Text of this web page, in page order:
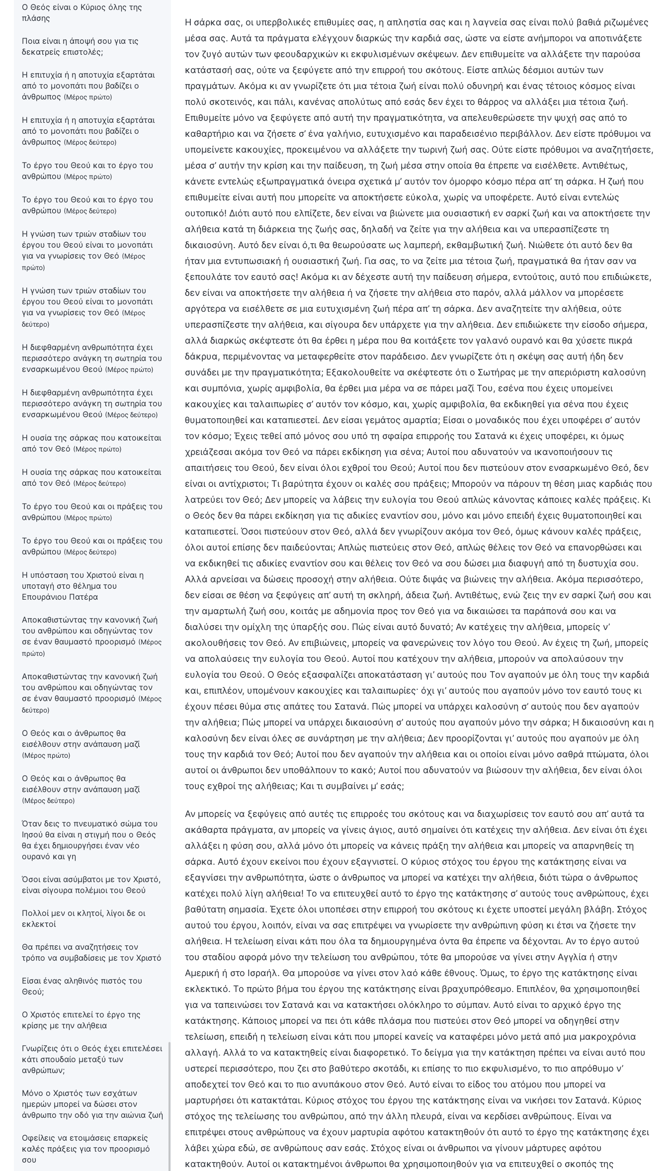
Ο Θεός είναι ο Κύριος όλης της
πλάσης
Ποια είναι η άποψή σου για τις
δεκατρείς επιστολές;
Η επιτυχία ή η αποτυχία εξαρτάται
από το μονοπάτι που βαδίζει ο
άνθρωπος (Μέρος πρώτο)
Η επιτυχία ή η αποτυχία εξαρτάται
από το μονοπάτι που βαδίζει ο
άνθρωπος (Μέρος δεύτερο)
Το έργο του Θεού και το έργο του
ανθρώπου (Μέρος πρώτο)
Το έργο του Θεού και το έργο του
ανθρώπου (Μέρος δεύτερο)
Η γνώση των τριών σταδίων του
έργου του Θεού είναι το μονοπάτι
για να γνωρίσεις τον Θεό (Μέρος
πρώτο)
Η γνώση των τριών σταδίων του
έργου του Θεού είναι το μονοπάτι
για να γνωρίσεις τον Θεό (Μέρος
δεύτερο)
Η διεφθαρμένη ανθρωπότητα έχει
περισσότερο ανάγκη τη σωτηρία του
ενσαρκωμένου Θεού (Μέρος πρώτο)
Η διεφθαρμένη ανθρωπότητα έχει
περισσότερο ανάγκη τη σωτηρία του
ενσαρκωμένου Θεού (Μέρος δεύτερο)
Η ουσία της σάρκας που κατοικείται
από τον Θεό (Μέρος πρώτο)
Η ουσία της σάρκας που κατοικείται
από τον Θεό (Μέρος δεύτερο)
Το έργο του Θεού και οι πράξεις του
ανθρώπου (Μέρος πρώτο)
Το έργο του Θεού και οι πράξεις του
ανθρώπου (Μέρος δεύτερο)
Η υπόσταση του Χριστού είναι η
υποταγή στο θέλημα του
Επουράνιου Πατέρα
Αποκαθιστώντας την κανονική ζωή
του ανθρώπου και οδηγώντας τον
σε έναν θαυμαστό προορισμό (Μέρος
πρώτο)
Αποκαθιστώντας την κανονική ζωή
του ανθρώπου και οδηγώντας τον
σε έναν θαυμαστό προορισμό (Μέρος
δεύτερο)
Ο Θεός και ο άνθρωπος θα
εισέλθουν στην ανάπαυση μαζί
(Μέρος πρώτο)
Ο Θεός και ο άνθρωπος θα
εισέλθουν στην ανάπαυση μαζί
(Μέρος δεύτερο)
Όταν δεις το πνευματικό σώμα του
Ιησού θα είναι η στιγμή που ο Θεός
θα έχει δημιουργήσει έναν νέο
ουρανό και γη
Όσοι είναι ασύμβατοι με τον Χριστό,
είναι σίγουρα πολέμιοι του Θεού
Πολλοί μεν οι κλητοί, λίγοι δε οι
εκλεκτοί
Θα πρέπει να αναζητήσεις τον
τρόπο να συμβαδίσεις με τον Χριστό
Είσαι ένας αληθινός πιστός του
Θεού;
Ο Χριστός επιτελεί το έργο της
κρίσης με την αλήθεια
Γνωρίζεις ότι ο Θεός έχει επιτελέσει
κάτι σπουδαίο μεταξύ των
ανθρώπων;
Μόνο ο Χριστός των εσχάτων
ημερών μπορεί να δώσει στον
άνθρωπο την οδό για την αιώνια ζωή
Οφείλεις να ετοιμάσεις επαρκείς
καλές πράξεις για τον προορισμό
σου
Η σάρκα σας, οι υπερβολικές επιθυμίες σας, η απληστία σας και η λαγνεία σας είναι πολύ βαθιά ριζωμένες
μέσα σας. Αυτά τα πράγματα ελέγχουν διαρκώς την καρδιά σας, ώστε να είστε ανήμποροι να αποτινάξετε
τον ζυγό αυτών των φεουδαρχικών κι εκφυλισμένων σκέψεων. Δεν επιθυμείτε να αλλάξετε την παρούσα
κατάστασή σας, ούτε να ξεφύγετε από την επιρροή του σκότους. Είστε απλώς δέσμιοι αυτών των
πραγμάτων. Ακόμα κι αν γνωρίζετε ότι μια τέτοια ζωή είναι πολύ οδυνηρή και ένας τέτοιος κόσμος είναι
πολύ σκοτεινός, και πάλι, κανένας απολύτως από εσάς δεν έχει το θάρρος να αλλάξει μια τέτοια ζωή.
Επιθυμείτε μόνο να ξεφύγετε από αυτή την πραγματικότητα, να απελευθερώσετε την ψυχή σας από το
καθαρτήριο και να ζήσετε σ’ ένα γαλήνιο, ευτυχισμένο και παραδεισένιο περιβάλλον. Δεν είστε πρόθυμοι να
υπομείνετε κακουχίες, προκειμένου να αλλάξετε την τωρινή ζωή σας. Ούτε είστε πρόθυμοι να αναζητήσετε,
μέσα σ’ αυτήν την κρίση και την παίδευση, τη ζωή μέσα στην οποία θα έπρεπε να εισέλθετε. Αντιθέτως,
κάνετε εντελώς εξωπραγματικά όνειρα σχετικά μ’ αυτόν τον όμορφο κόσμο πέρα απ’ τη σάρκα. Η ζωή που
επιθυμείτε είναι αυτή που μπορείτε να αποκτήσετε εύκολα, χωρίς να υποφέρετε. Αυτό είναι εντελώς
ουτοπικό! Διότι αυτό που ελπίζετε, δεν είναι να βιώνετε μια ουσιαστική εν σαρκί ζωή και να αποκτήσετε την
αλήθεια κατά τη διάρκεια της ζωής σας, δηλαδή να ζείτε για την αλήθεια και να υπερασπίζεστε τη
δικαιοσύνη. Αυτό δεν είναι ό,τι θα θεωρούσατε ως λαμπερή, εκθαμβωτική ζωή. Νιώθετε ότι αυτό δεν θα
ήταν μια εντυπωσιακή ή ουσιαστική ζωή. Για σας, το να ζείτε μια τέτοια ζωή, πραγματικά θα ήταν σαν να
ξεπουλάτε τον εαυτό σας! Ακόμα κι αν δέχεστε αυτή την παίδευση σήμερα, εντούτοις, αυτό που επιδιώκετε,
δεν είναι να αποκτήσετε την αλήθεια ή να ζήσετε την αλήθεια στο παρόν, αλλά μάλλον να μπορέσετε
αργότερα να εισέλθετε σε μια ευτυχισμένη ζωή πέρα απ’ τη σάρκα. Δεν αναζητείτε την αλήθεια, ούτε
υπερασπίζεστε την αλήθεια, και σίγουρα δεν υπάρχετε για την αλήθεια. Δεν επιδιώκετε την είσοδο σήμερα,
αλλά διαρκώς σκέφτεστε ότι θα έρθει η μέρα που θα κοιτάξετε τον γαλανό ουρανό και θα χύσετε πικρά
δάκρυα, περιμένοντας να μεταφερθείτε στον παράδεισο. Δεν γνωρίζετε ότι η σκέψη σας αυτή ήδη δεν
συνάδει με την πραγματικότητα; Εξακολουθείτε να σκέφτεστε ότι ο Σωτήρας με την απεριόριστη καλοσύνη
και συμπόνια, χωρίς αμφιβολία, θα έρθει μια μέρα να σε πάρει μαζί Του, εσένα που έχεις υπομείνει
κακουχίες και ταλαιπωρίες σ’ αυτόν τον κόσμο, και, χωρίς αμφιβολία, θα εκδικηθεί για σένα που έχεις
θυματοποιηθεί και καταπιεστεί. Δεν είσαι γεμάτος αμαρτία; Είσαι ο μοναδικός που έχει υποφέρει σ’ αυτόν
τον κόσμο; Έχεις τεθεί από μόνος σου υπό τη σφαίρα επιρροής του Σατανά κι έχεις υποφέρει, κι όμως
χρειάζεσαι ακόμα τον Θεό να πάρει εκδίκηση για σένα; Αυτοί που αδυνατούν να ικανοποιήσουν τις
απαιτήσεις του Θεού, δεν είναι όλοι εχθροί του Θεού; Αυτοί που δεν πιστεύουν στον ενσαρκωμένο Θεό, δεν
είναι οι αντίχριστοι; Τι βαρύτητα έχουν οι καλές σου πράξεις; Μπορούν να πάρουν τη θέση μιας καρδιάς που
λατρεύει τον Θεό; Δεν μπορείς να λάβεις την ευλογία του Θεού απλώς κάνοντας κάποιες καλές πράξεις. Κι
ο Θεός δεν θα πάρει εκδίκηση για τις αδικίες εναντίον σου, μόνο και μόνο επειδή έχεις θυματοποιηθεί και
καταπιεστεί. Όσοι πιστεύουν στον Θεό, αλλά δεν γνωρίζουν ακόμα τον Θεό, όμως κάνουν καλές πράξεις,
όλοι αυτοί επίσης δεν παιδεύονται; Απλώς πιστεύεις στον Θεό, απλώς θέλεις τον Θεό να επανορθώσει και
να εκδικηθεί τις αδικίες εναντίον σου και θέλεις τον Θεό να σου δώσει μια διαφυγή από τη δυστυχία σου.
Αλλά αρνείσαι να δώσεις προσοχή στην αλήθεια. Ούτε διψάς να βιώνεις την αλήθεια. Ακόμα περισσότερο,
δεν είσαι σε θέση να ξεφύγεις απ’ αυτή τη σκληρή, άδεια ζωή. Αντιθέτως, ενώ ζεις την εν σαρκί ζωή σου και
την αμαρτωλή ζωή σου, κοιτάς με αδημονία προς τον Θεό για να δικαιώσει τα παράπονά σου και να
διαλύσει την ομίχλη της ύπαρξής σου. Πώς είναι αυτό δυνατό; Αν κατέχεις την αλήθεια, μπορείς ν’
ακολουθήσεις τον Θεό. Αν επιβιώνεις, μπορείς να φανερώνεις τον λόγο του Θεού. Αν έχεις τη ζωή, μπορείς
να απολαύσεις την ευλογία του Θεού. Αυτοί που κατέχουν την αλήθεια, μπορούν να απολαύσουν την
ευλογία του Θεού. Ο Θεός εξασφαλίζει αποκατάσταση γι’ αυτούς που Τον αγαπούν με όλη τους την καρδιά
και, επιπλέον, υπομένουν κακουχίες και ταλαιπωρίες· όχι γι’ αυτούς που αγαπούν μόνο τον εαυτό τους κι
έχουν πέσει θύμα στις απάτες του Σατανά. Πώς μπορεί να υπάρχει καλοσύνη σ’ αυτούς που δεν αγαπούν
την αλήθεια; Πώς μπορεί να υπάρχει δικαιοσύνη σ’ αυτούς που αγαπούν μόνο την σάρκα; Η δικαιοσύνη και η
καλοσύνη δεν είναι όλες σε συνάρτηση με την αλήθεια; Δεν προορίζονται γι’ αυτούς που αγαπούν με όλη
τους την καρδιά τον Θεό; Αυτοί που δεν αγαπούν την αλήθεια και οι οποίοι είναι μόνο σαθρά πτώματα, όλοι
αυτοί οι άνθρωποι δεν υποθάλπουν το κακό; Αυτοί που αδυνατούν να βιώσουν την αλήθεια, δεν είναι όλοι
τους εχθροί της αλήθειας; Και τι συμβαίνει μ’ εσάς;
Αν μπορείς να ξεφύγεις από αυτές τις επιρροές του σκότους και να διαχωρίσεις τον εαυτό σου απ’ αυτά τα
ακάθαρτα πράγματα, αν μπορείς να γίνεις άγιος, αυτό σημαίνει ότι κατέχεις την αλήθεια. Δεν είναι ότι έχει
αλλάξει η φύση σου, αλλά μόνο ότι μπορείς να κάνεις πράξη την αλήθεια και μπορείς να απαρνηθείς τη
σάρκα. Αυτό έχουν εκείνοι που έχουν εξαγνιστεί. Ο κύριος στόχος του έργου της κατάκτησης είναι να
εξαγνίσει την ανθρωπότητα, ώστε ο άνθρωπος να μπορεί να κατέχει την αλήθεια, διότι τώρα ο άνθρωπος
κατέχει πολύ λίγη αλήθεια! Το να επιτευχθεί αυτό το έργο της κατάκτησης σ’ αυτούς τους ανθρώπους, έχει
βαθύτατη σημασία. Έχετε όλοι υποπέσει στην επιρροή του σκότους κι έχετε υποστεί μεγάλη βλάβη. Στόχος
αυτού του έργου, λοιπόν, είναι να σας επιτρέψει να γνωρίσετε την ανθρώπινη φύση κι έτσι να ζήσετε την
αλήθεια. Η τελείωση είναι κάτι που όλα τα δημιουργημένα όντα θα έπρεπε να δέχονται. Αν το έργο αυτού
του σταδίου αφορά μόνο την τελείωση του ανθρώπου, τότε θα μπορούσε να γίνει στην Αγγλία ή στην
Αμερική ή στο Ισραήλ. Θα μπορούσε να γίνει στον λαό κάθε έθνους. Όμως, το έργο της κατάκτησης είναι
εκλεκτικό. Το πρώτο βήμα του έργου της κατάκτησης είναι βραχυπρόθεσμο. Επιπλέον, θα χρησιμοποιηθεί
για να ταπεινώσει τον Σατανά και να κατακτήσει ολόκληρο το σύμπαν. Αυτό είναι το αρχικό έργο της
κατάκτησης. Κάποιος μπορεί να πει ότι κάθε πλάσμα που πιστεύει στον Θεό μπορεί να οδηγηθεί στην
τελείωση, επειδή η τελείωση είναι κάτι που μπορεί κανείς να καταφέρει μόνο μετά από μια μακροχρόνια
αλλαγή. Αλλά το να κατακτηθείς είναι διαφορετικό. Το δείγμα για την κατάκτηση πρέπει να είναι αυτό που
υστερεί περισσότερο, που ζει στο βαθύτερο σκοτάδι, κι επίσης το πιο εκφυλισμένο, το πιο απρόθυμο ν’
αποδεχτεί τον Θεό και το πιο ανυπάκουο στον Θεό. Αυτό είναι το είδος του ατόμου που μπορεί να
μαρτυρήσει ότι κατακτάται. Κύριος στόχος του έργου της κατάκτησης είναι να νικήσει τον Σατανά. Κύριος
στόχος της τελείωσης του ανθρώπου, από την άλλη πλευρά, είναι να κερδίσει ανθρώπους. Είναι να
επιτρέψει στους ανθρώπους να έχουν μαρτυρία αφότου κατακτηθούν ότι αυτό το έργο της κατάκτησης έχει
λάβει χώρα εδώ, σε ανθρώπους σαν εσάς. Στόχος είναι οι άνθρωποι να γίνουν μάρτυρες αφότου
κατακτηθούν. Αυτοί οι κατακτημένοι άνθρωποι θα χρησιμοποιηθούν για να επιτευχθεί ο σκοπός της